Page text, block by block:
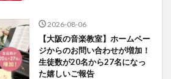
2026-08-06
【大阪の音楽教室】ホームペー
ジからのお問い合わせが増加！
生徒数が20名から27名になっ
た嬉しいご報告